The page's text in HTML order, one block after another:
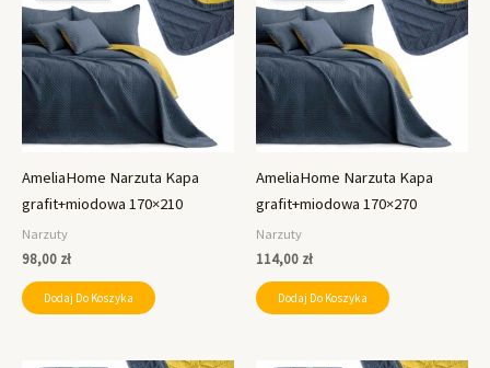
AmeliaHome Narzuta Kapa
grafit+miodowa 170×210
Narzuty
98,00 zł
Dodaj Do Koszyka
AmeliaHome Narzuta Kapa
grafit+miodowa 170×270
Narzuty
114,00 zł
Dodaj Do Koszyka